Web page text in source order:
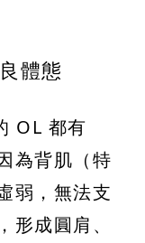
體態
OL 都有
為背肌（特
弱，無法支
成圓肩、